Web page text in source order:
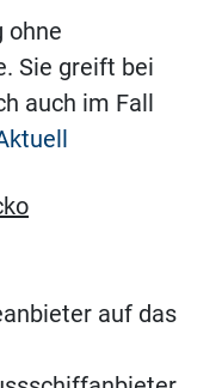
ohne
Sie greift bei
auch im Fall
auf das